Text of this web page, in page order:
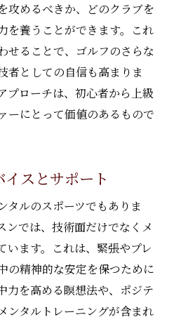
攻めるべきか、どのクラブを
を養うことができます。これ
せることで、ゴルフのさらな
者としての自信も高まりま
プローチは、初心者から上級
ーにとって価値のあるもので
スとサポート
タルのスポーツでもありま
ンでは、技術面だけでなくメ
います。これは、緊張やプレ
の精神的な安定を保つために
力を高める瞑想法や、ポジテ
ンタルトレーニングが含まれ